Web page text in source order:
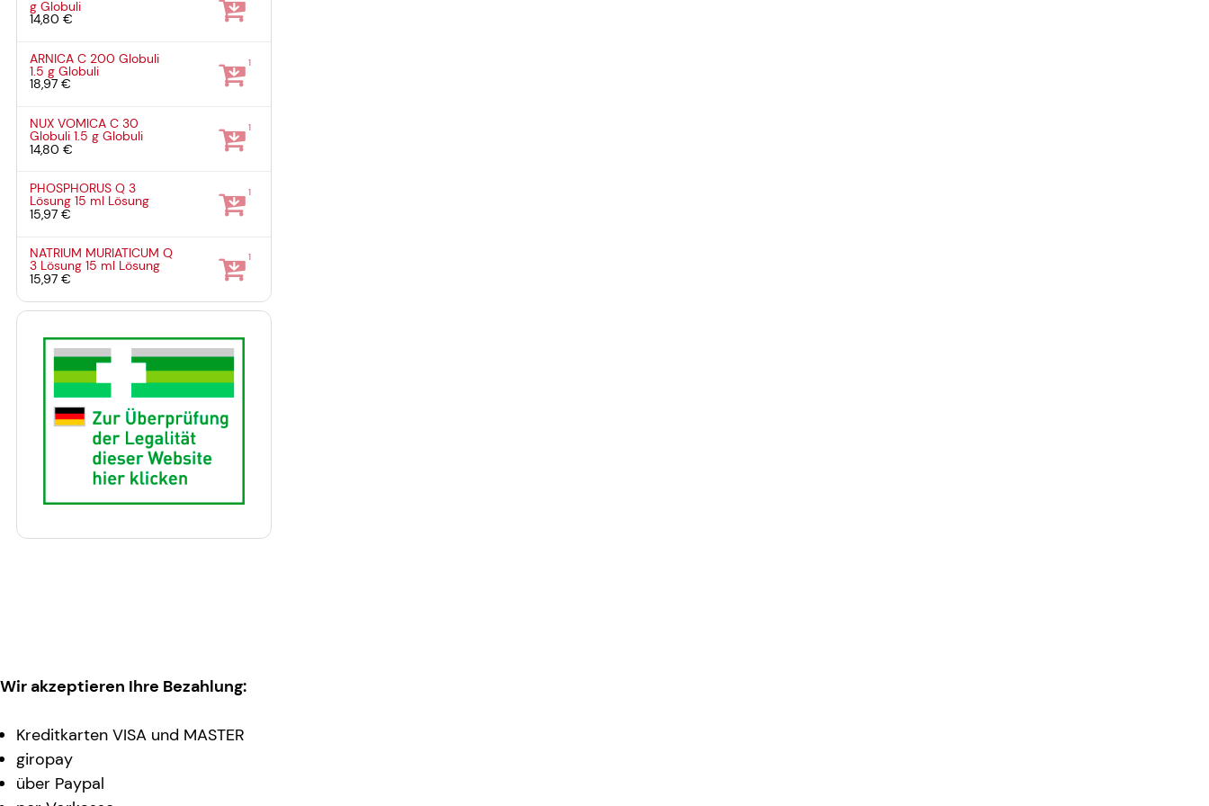
gGlobuli
14,80 €
ARNICA C 200 Globuli
1.5 gGlobuli
18,97 €
1
NUX VOMICA C 30
Globuli1.5 gGlobuli
14,80 €
1
PHOSPHORUS Q 3
Lösung15 ml Lösung
15,97 €
1
NATRIUM MURIATICUM Q
3 Lösung15 ml Lösung
15,97 €
1
Wir akzeptieren Ihre Bezahlung:
Kreditkarten VISA und MASTER
giropay
über Paypal